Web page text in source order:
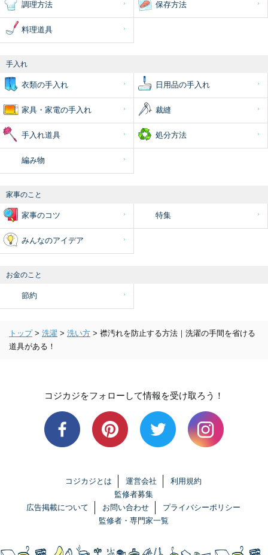
調理方法 保存方法
料理道具
手入れ
衣類の手入れ 日用品の手入れ
家具・家電の手入れ 裁縫
手入れ道具 処分方法
編み物
家事のこと
家事のコツ 特集
みんなのアイデア
お金のこと
節約
トップ > 洗濯 > 洗い方 > 襟汚れを防止する方法｜洗濯の手間を省ける
道具がある！
コジカジをフォローして情報を受け取ろう！
コジカジとは 運営会社
利用規約
監修者募集
広告掲載について
お問い合わせ
プライバシーポリシー
監修者・専門家一覧